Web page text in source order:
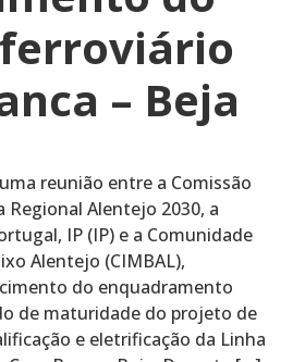
– Beja
reunião entre a Comissão
Regional Alentejo 2030, a
IP (IP) e a Comunidade
Alentejo (CIMBAL),
do enquadramento
de maturidade do projeto de
e eletrificação da Linha